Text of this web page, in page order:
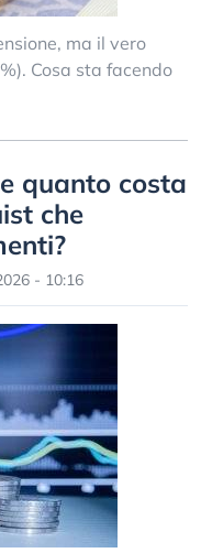
ma il vero
Cosa sta facendo
quanto costa
che
- 10:16